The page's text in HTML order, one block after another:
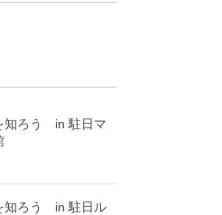
知ろう in 駐日マ
知ろう in 駐日ル